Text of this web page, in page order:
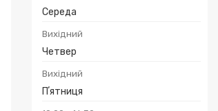
Середа
Вихідний
Четвер
Вихідний
Пʼятниця